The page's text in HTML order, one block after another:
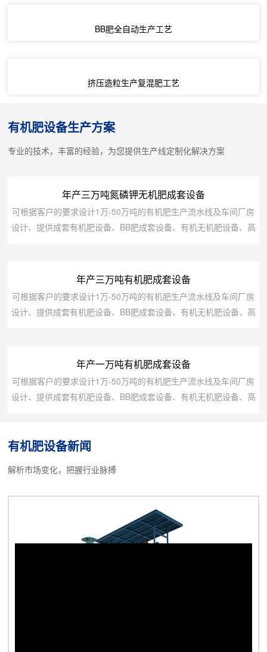
BB肥全自动生产工艺
挤压造粒生产复混肥工艺
有机肥设备生产方案
专业的技术，丰富的经验，为您提供生产线定制化解决方案
年产三万吨氮磷钾无机肥成套设备
可根据客户的要求设计1万-50万吨的有机肥生产流水线及车间厂房
设计、提供成套有机肥设备、BB肥成套设备、有机无机肥设备、高
设备及鸡粪等高湿物料烘干发酵设备.序号设备名称规格型号功率
45X225筛分机Φ...
年产三万吨有机肥成套设备
可根据客户的要求设计1万-50万吨的有机肥生产流水线及车间厂房
设计、提供成套有机肥设备、BB肥成套设备、有机无机肥设备、高
设备及鸡粪等高湿物料烘干发酵设备.备注设备名称规格型号装机容
台4造粒机2型55...
年产一万吨有机肥成套设备
可根据客户的要求设计1万-50万吨的有机肥生产流水线及车间厂房
设计、提供成套有机肥设备、BB肥成套设备、有机无机肥设备、高
设备及鸡粪等高湿物料烘干发酵设备.备注设备名称规格型号装机容
台4造粒机P4型2...
有机肥设备新闻
解析市场变化，把握行业脉搏